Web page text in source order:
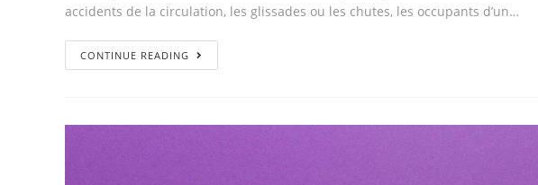
accidents de la circulation, les glissades ou les chutes, les occupants d’un…
CONTINUE READING